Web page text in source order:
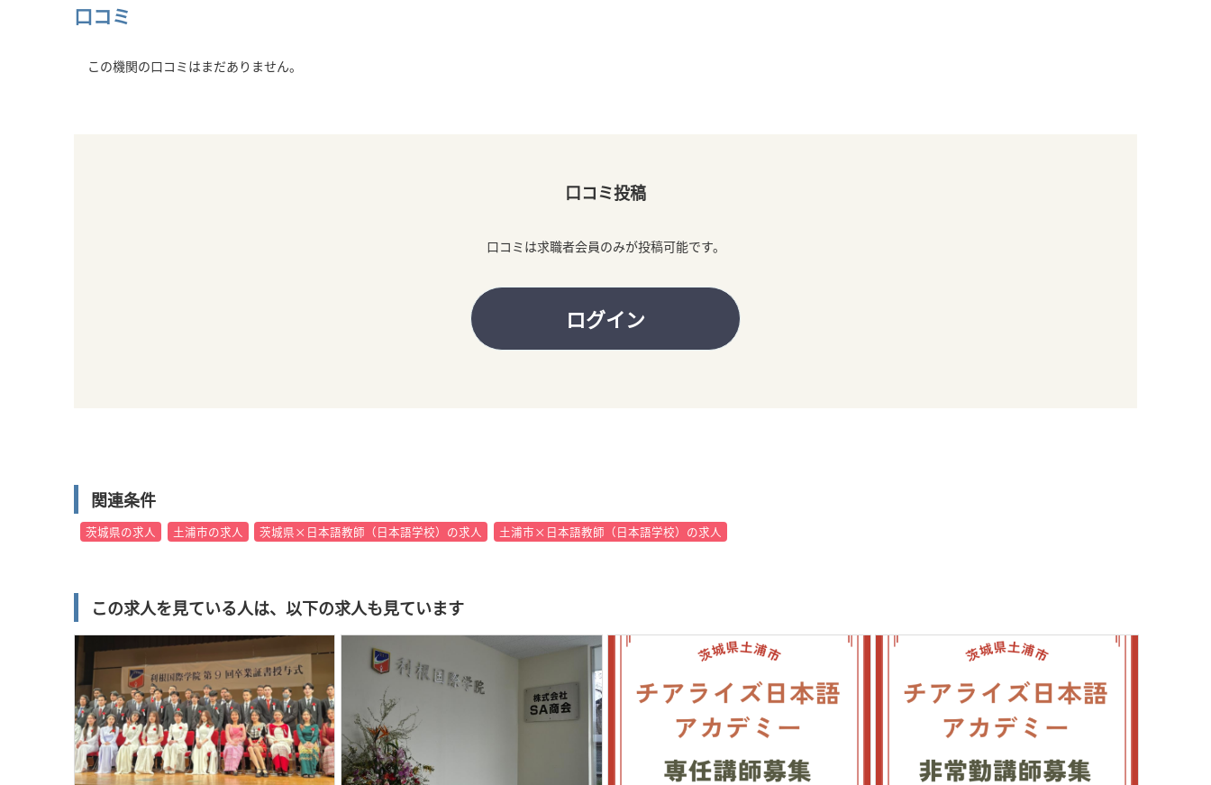
口コミ
この機関の口コミはまだありません。
口コミ投稿
口コミは求職者会員のみが投稿可能です。
ログイン
関連条件
茨城県の求人 土浦市の求人 茨城県×日本語教師（日本語学校）の求人 土浦市×日本語教師（日本語学校）の求人
この求人を見ている人は、以下の求人も見ています